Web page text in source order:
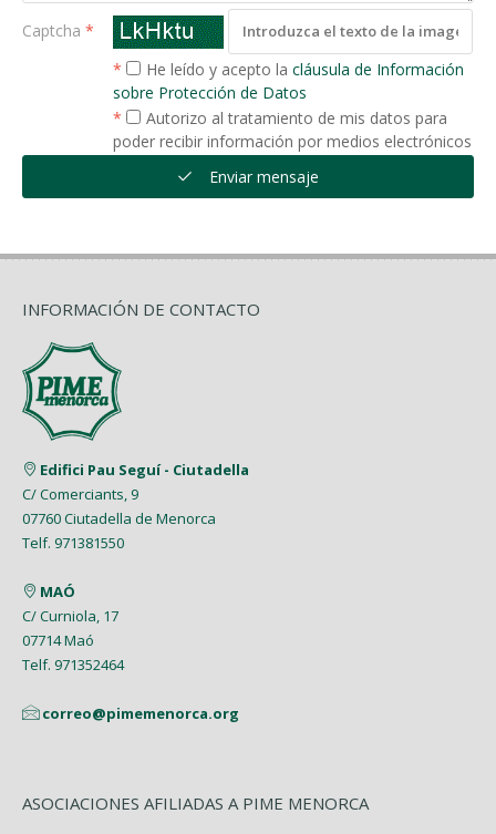
Captcha *
*
He leído y acepto la cláusula de Información
sobre Protección de Datos
*
Autorizo al tratamiento de mis datos para
poder recibir información por medios electrónicos
Enviar mensaje
INFORMACIÓN DE CONTACTO
Edifici Pau Seguí - Ciutadella
C/ Comerciants, 9
07760 Ciutadella de Menorca
Telf. 971381550
MAÓ
C/ Curniola, 17
07714 Maó
Telf. 971352464
correo@pimemenorca.org
ASOCIACIONES AFILIADAS A PIME MENORCA